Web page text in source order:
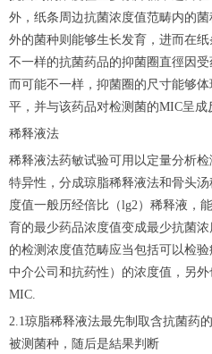
外，纸条周边抗菌浓度值范畴内的
外的菌种则能够生长发育，进而在
不一样的抗菌药品的抑菌圈直徑因
而可能不一样，抑菌圈的尺寸能够
平，并与该药品对检测菌的MIC呈成
稀释液法
稀释液法药敏试验可用以定量分析
特异性，分成琼脂稀释液法和骨头
度值一般历经倍比（lg2）稀释液，
育的最少药品浓度值变成最少抗菌
的检测浓度值范畴应当包括可以检
中介公司和抗药性）的浓度值，另
MIC.
2.1琼脂稀释液法最先制取含抗菌药
被测菌种，随后是結果判断